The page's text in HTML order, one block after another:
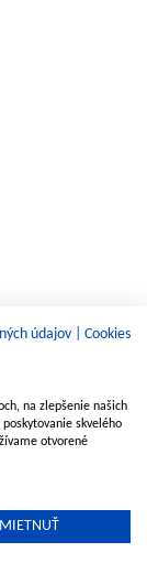
údajov Cookies
na zlepšenie našich
skvelého
otvorené